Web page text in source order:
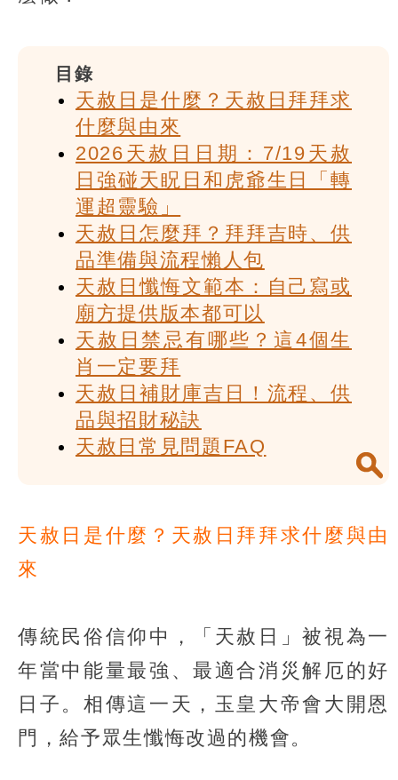
目錄
天赦日是什麼？天赦日拜拜求
什麼與由來
2026天赦日日期：7/19天赦
日強碰天眖日和虎爺生日「轉
運超靈驗」
天赦日怎麼拜？拜拜吉時、供
品準備與流程懶人包
天赦日懺悔文範本：自己寫或
廟方提供版本都可以
天赦日禁忌有哪些？這4個生
肖一定要拜
天赦日補財庫吉日！流程、供
品與招財秘訣
天赦日常見問題FAQ
天赦日是什麼？天赦日拜拜求什麼與由
來
傳統民俗信仰中，「天赦日」被視為一
年當中能量最強、最適合消災解厄的好
日子。相傳這一天，玉皇大帝會大開恩
門，給予眾生懺悔改過的機會。